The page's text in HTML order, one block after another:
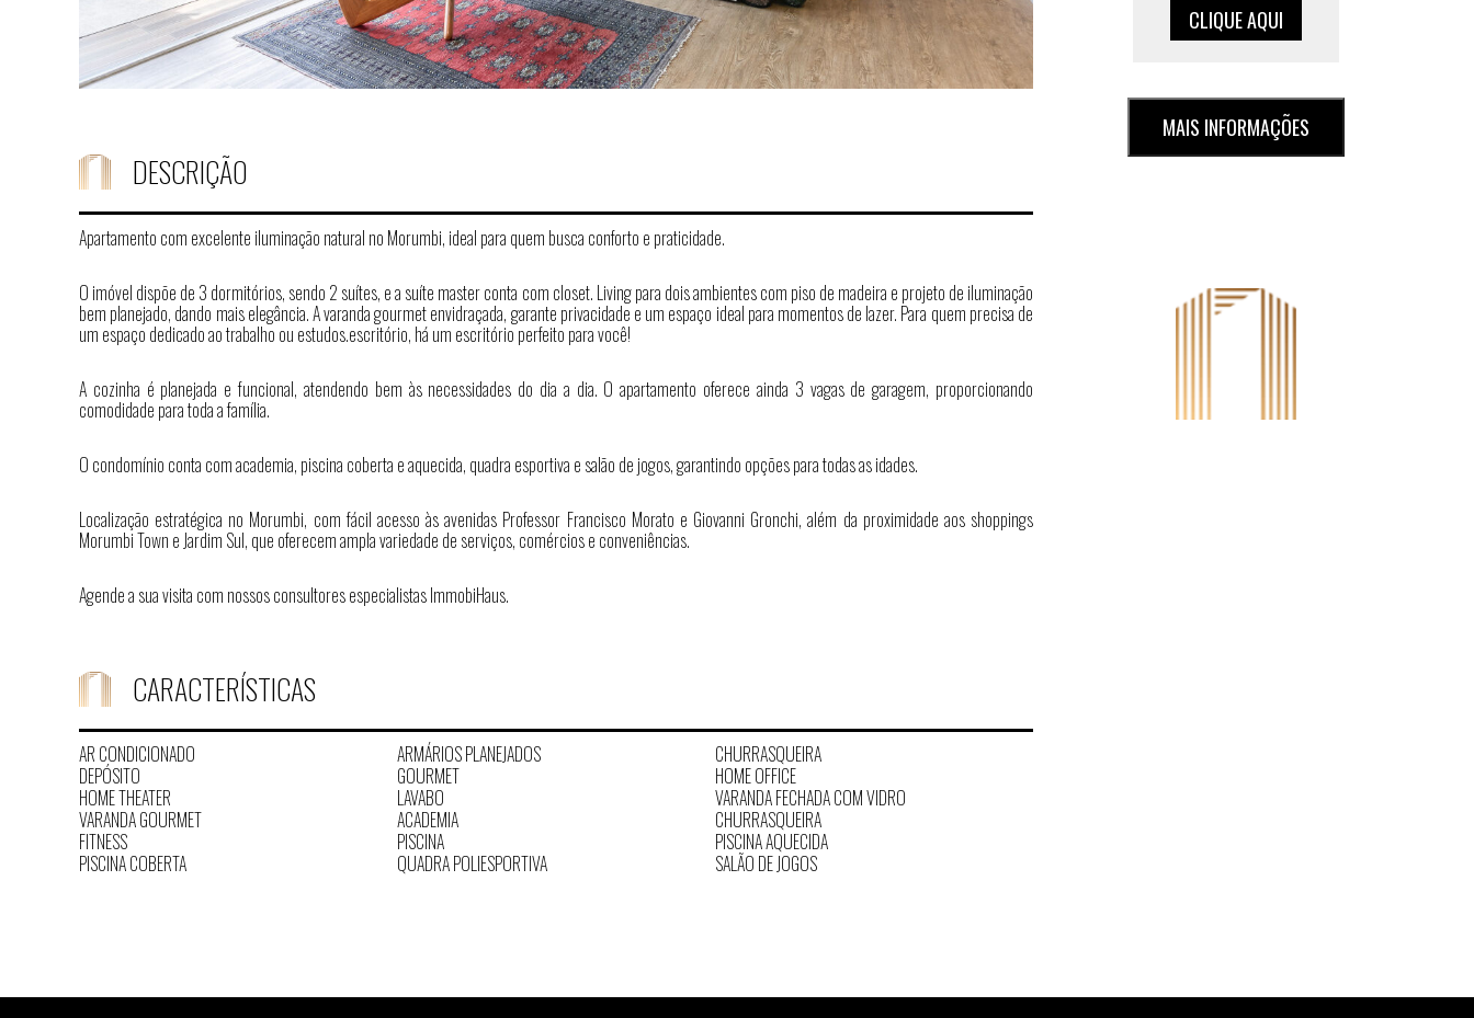
DESCRIÇÃO
Apartamento com excelente iluminação natural no Morumbi, ideal para quem busca conforto e praticidade.
O imóvel dispõe de 3 dormitórios, sendo 2 suítes, e a suíte master conta com closet. Living para dois ambientes com piso de madeira e projeto de iluminação
bem planejado, dando mais elegância. A varanda gourmet envidraçada, garante privacidade e um espaço ideal para momentos de lazer. Para quem precisa de
um espaço dedicado ao trabalho ou estudos.escritório, há um escritório perfeito para você!
A cozinha é planejada e funcional, atendendo bem às necessidades do dia a dia. O apartamento oferece ainda 3 vagas de garagem, proporcionando
comodidade para toda a família.
O condomínio conta com academia, piscina coberta e aquecida, quadra esportiva e salão de jogos, garantindo opções para todas as idades.
Localização estratégica no Morumbi, com fácil acesso às avenidas Professor Francisco Morato e Giovanni Gronchi, além da proximidade aos shoppings
Morumbi Town e Jardim Sul, que oferecem ampla variedade de serviços, comércios e conveniências.
Agende a sua visita com nossos consultores especialistas ImmobiHaus.
CARACTERÍSTICAS
AR CONDICIONADO ARMÁRIOS PLANEJADOS
CHURRASQUEIRA
DEPÓSITO
GOURMET
HOME OFFICE
HOME THEATER
LAVABO
VARANDA FECHADA COM VIDRO
VARANDA GOURMET
ACADEMIA
CHURRASQUEIRA
FITNESS
PISCINA
PISCINA AQUECIDA
PISCINA COBERTA
QUADRA POLIESPORTIVA SALÃO DE JOGOS
CLIQUE AQUI
MAIS INFORMAÇÕES